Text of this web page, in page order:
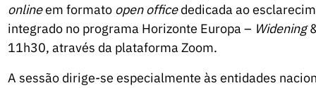
onlineem formato open officededicada ao
integrado no programa Horizonte Europa – Widening
11h30, através da plataforma Zoom.
A sessão dirige-se especialmente às entidades